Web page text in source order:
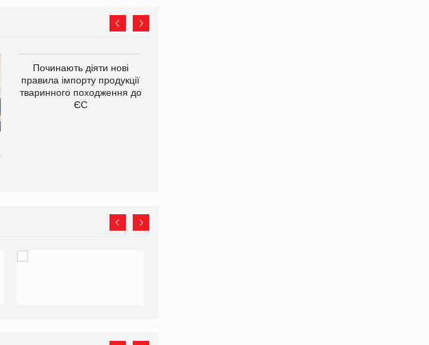
Починають діяти нові
правила імпорту продукції
тваринного походження до
ЄС